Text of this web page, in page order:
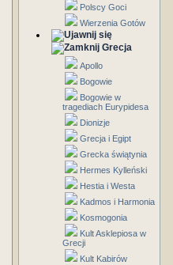
Polscy Goci
Wierzenia Gotów
Grecja
Apollo
Bogowie
Bogowie w
tragediach Eurypidesa
Dionizje
Grecja i Egipt
Grecka świątynia
Hermes Kylleński
Hestia i Westa
Kadmos i Harmonia
Kosmogonia
Kult Asklepiosa w
Grecji
Kult Kabirów